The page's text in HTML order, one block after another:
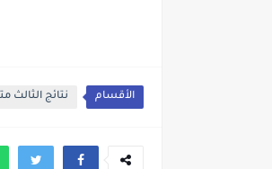
الأقسام نتائج الثالث